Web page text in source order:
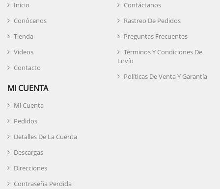
Inicio
Conócenos
Tienda
Videos
Contacto
Contáctanos
Rastreo De Pedidos
Preguntas Frecuentes
Términos Y Condiciones De
Envío
Políticas De Venta Y Garantía
MI CUENTA
Mi Cuenta
Pedidos
Detalles De La Cuenta
Descargas
Direcciones
Contraseña Perdida